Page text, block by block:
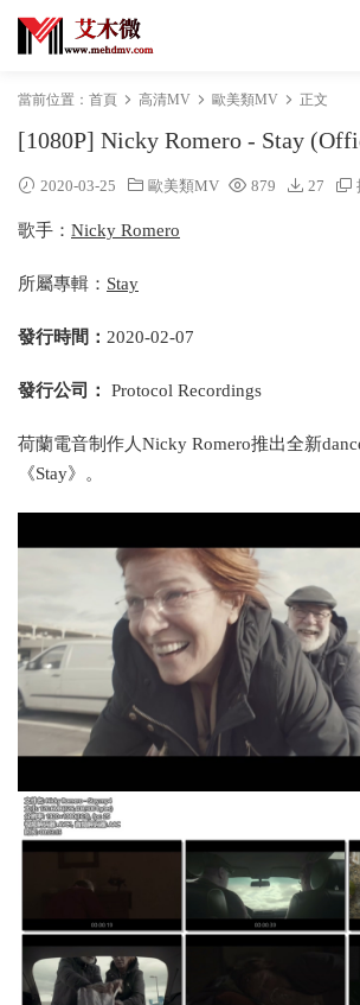
當前位置： 首頁 高清MV 歐美類MV 正文
[1080P] Nicky Romero - Stay
2020-03-25 歐美類MV 879 27
歌手： Nicky Romero
所屬專輯： Stay
發行時間： 2020-02-07
發行公司： Protocol Recordings
荷蘭電音制作人Nicky Romero推出全新
《Stay》。